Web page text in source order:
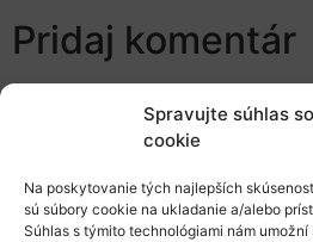
Spravujte súhlas
cookie
Na poskytovanie tých najlepších
sú súbory cookie na ukladanie a/alebo
Súhlas s týmito technológiami nám
Pridaj komentár